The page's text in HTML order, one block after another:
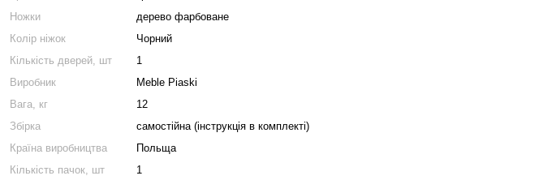
Ножки
дерево фарбоване
Колір ніжок
Чорний
Кількість дверей, шт
1
Виробник
Meble Piaski
Вага, кг
12
Збірка
самостійна (інструкція в комплекті)
Країна виробництва
Польща
Кількість пачок, шт
1